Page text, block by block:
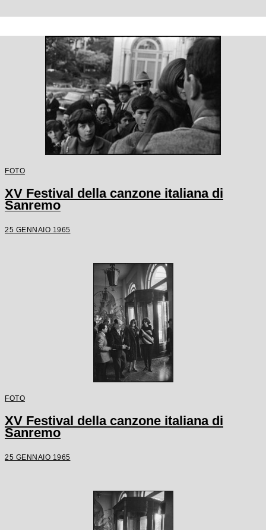
FOTO
XV Festival della canzone italiana di
Sanremo
25 GENNAIO 1965
FOTO
XV Festival della canzone italiana di
Sanremo
25 GENNAIO 1965